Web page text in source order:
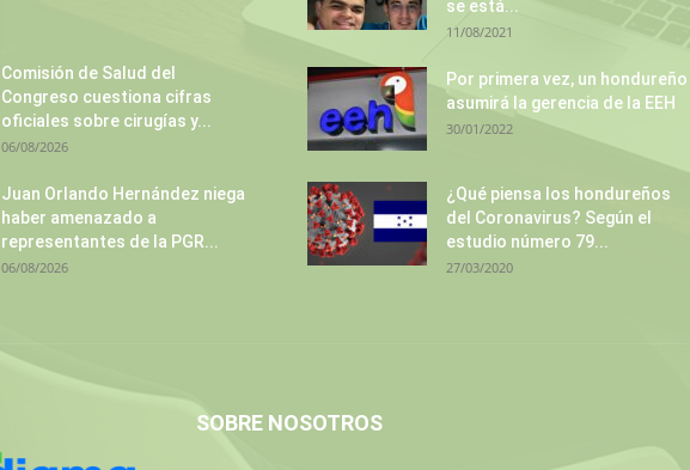
Comisión de Salud del
Congreso cuestiona cifras
oficiales sobre cirugías y...
06/08/2026
Juan Orlando Hernández niega
haber amenazado a
representantes de la PGR...
06/08/2026
se está...
11/08/2021
Por primera vez, un hondureño
asumirá la gerencia de la EEH
30/01/2022
¿Qué piensa los hondureños
del Coronavirus? Según el
estudio número 79...
27/03/2020
SOBRE NOSOTROS